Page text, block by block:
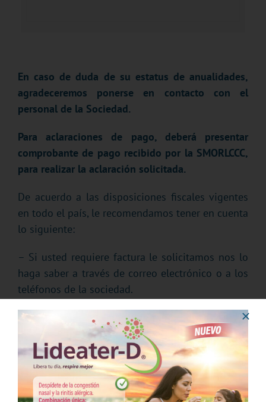
En caso de duda de su estatus de anualidades,
agradeceremos ponerse en contacto con el
personal de la Sociedad.
Para aclaraciones de pago, deberá presentar
comprobante de pago recibido por la SMORLCCC,
para realizar la aclaración solicitada.
De acuerdo a las disposiciones fiscales vigentes
en todo el país, le recomendamos tener en cuenta
lo siguiente:
– Si usted requiere factura le solicitamos nos lo
haga saber a través de correo electrónico o a los
teléfonos de la sociedad.
– Al momento de solicitar su factura deberá
enviar su comprobante de depósito, transferencia
bancaria con su nombre como referencia o
depósito paypal.
– No olvide enviar sus datos fiscales vigentes de